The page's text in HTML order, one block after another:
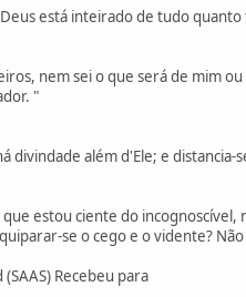
está inteirado de tudo quanto
nem sei o que será de mim
"
divindade além d'Ele; e distancia-
estou ciente do
se o cego e o vidente?
Recebeu para